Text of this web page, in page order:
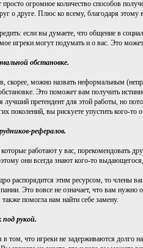
просто огромное количество способов
о друге. Плюс ко всему, благодаря этому
если вы думаете, что общение в
игреки могут подумать и о вас. Это
обстановке.
скорее, можно назвать неформальным
Это поможет вам получить
лучший претендент для этой работы, но
поколений, вы рискуете упустить кого-то
рефералов.
работают у вас, порекомендовать
они всегда знают кого-то
распорядится этим ресурсом, то члены
Это вовсе не означает, что вам нужно
также помогла нам найти себе замену.
рукой.
в том, что игреки не задерживаются долго